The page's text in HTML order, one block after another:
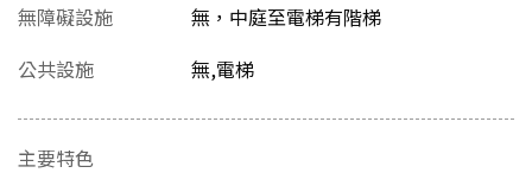
無障礙設施
無，中庭至電梯有階梯
公共設施
無,電梯
主要特色